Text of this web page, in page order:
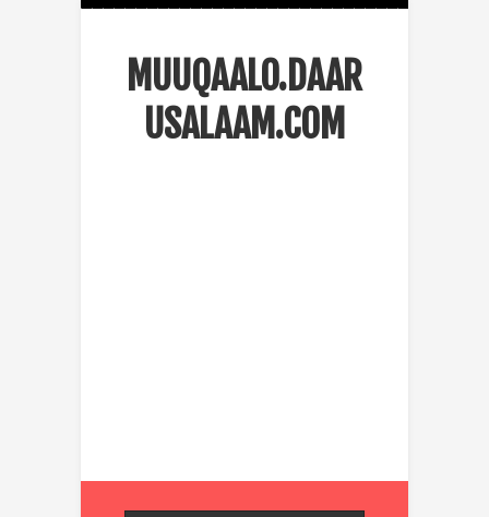
MUUQAALO.DAAR
USALAAM.COM